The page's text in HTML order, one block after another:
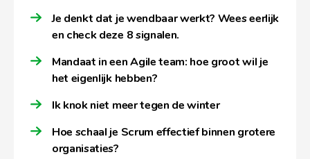
Je denkt dat je wendbaar werkt? Wees eerlijk
en check deze 8 signalen.
Mandaat in een Agile team: hoe groot wil je
het eigenlijk hebben?
Ik knok niet meer tegen de winter
Hoe schaal je Scrum effectief binnen grotere
organisaties?